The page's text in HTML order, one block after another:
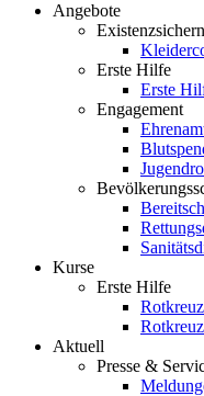
Angebote
Erste Hilfe
Erste
Engagement
Kurse
Erste Hilfe
Aktuell
Presse &